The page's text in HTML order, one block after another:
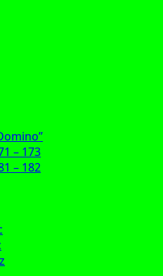
– 173
– 182